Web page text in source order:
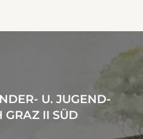
U. JUGEND-
GRAZ II SÜD